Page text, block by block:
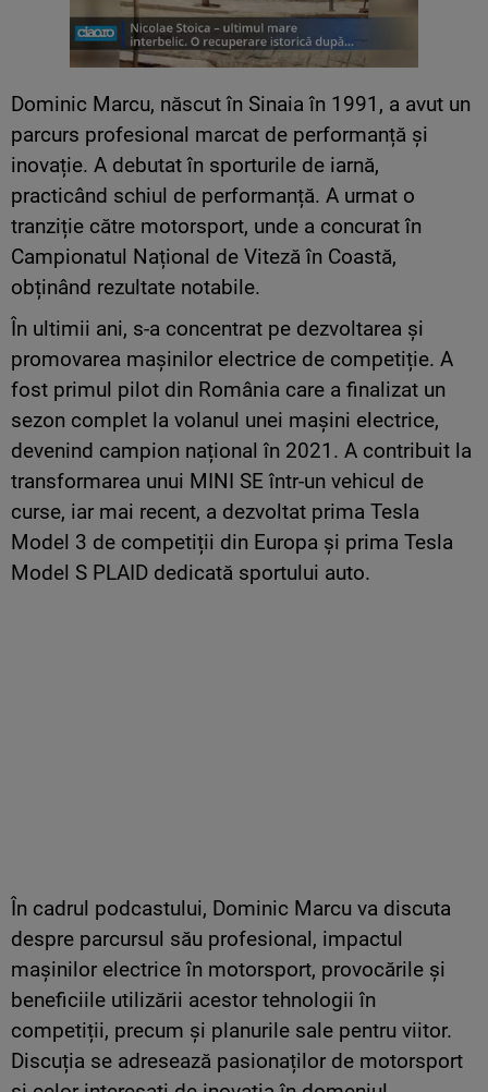
Dominic Marcu, născut în Sinaia în 1991, a avut un
parcurs profesional marcat de performanță și
inovație. A debutat în sporturile de iarnă,
practicând schiul de performanță. A urmat o
tranziție către motorsport, unde a concurat în
Campionatul Național de Viteză în Coastă,
obținând rezultate notabile.
În ultimii ani, s-a concentrat pe dezvoltarea și
promovarea mașinilor electrice de competiție. A
fost primul pilot din România care a finalizat un
sezon complet la volanul unei mașini electrice,
devenind campion național în 2021. A contribuit la
transformarea unui MINI SE într-un vehicul de
curse, iar mai recent, a dezvoltat prima Tesla
Model 3 de competiții din Europa și prima Tesla
Model S PLAID dedicată sportului auto.
În cadrul podcastului, Dominic Marcu va discuta
despre parcursul său profesional, impactul
mașinilor electrice în motorsport, provocările și
beneficiile utilizării acestor tehnologii în
competiții, precum și planurile sale pentru viitor.
Discuția se adresează pasionaților de motorsport